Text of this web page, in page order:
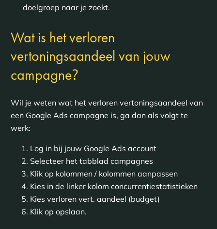
doelgroep naar je zoekt.
Wat is het verloren
vertoningsaandeel van jouw
campagne?
Wil je weten wat het verloren vertoningsaandeel van
een Google Ads campagne is, ga dan als volgt te
werk:
Log in bij jouw Google Ads account
Selecteer het tabblad campagnes
Klik op kolommen / kolommen aanpassen
Kies in de linker kolom concurrentiestatistieken
Kies verloren vert. aandeel (budget)
Klik op opslaan.